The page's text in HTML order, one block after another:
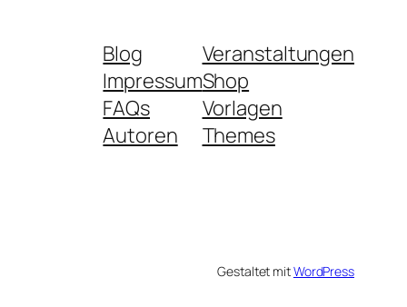
Blog
Impressum
FAQs
Autoren
Veranstaltungen
Shop
Vorlagen
Themes
Gestaltet mitWordPress